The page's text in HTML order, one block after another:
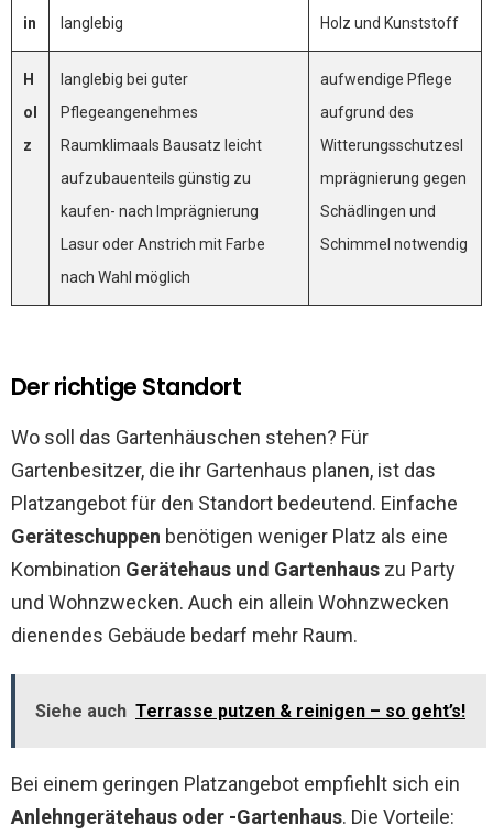
in
langlebig
Holz und Kunststoff
H
ol
z
langlebig bei guter
Pflegeangenehmes
Raumklimaals Bausatz leicht
aufzubauenteils günstig zu
kaufen- nach Imprägnierung
Lasur oder Anstrich mit Farbe
nach Wahl möglich
aufwendige Pflege
aufgrund des
WitterungsschutzesI
mprägnierung gegen
Schädlingen und
Schimmel notwendig
Der richtige Standort
Wo soll das Gartenhäuschen stehen? Für
Gartenbesitzer, die ihr Gartenhaus planen, ist das
Platzangebot für den Standort bedeutend. Einfache
Geräteschuppen benötigen weniger Platz als eine
Kombination Gerätehaus und Gartenhaus zu Party
und Wohnzwecken. Auch ein allein Wohnzwecken
dienendes Gebäude bedarf mehr Raum.
Siehe auch Terrasse putzen & reinigen – so geht’s!
Bei einem geringen Platzangebot empfiehlt sich ein
Anlehngerätehaus oder -Gartenhaus. Die Vorteile: